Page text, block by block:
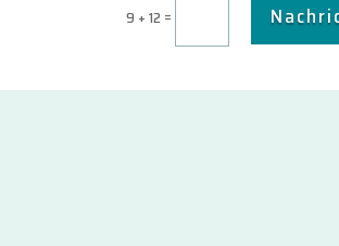
9 + 12 =